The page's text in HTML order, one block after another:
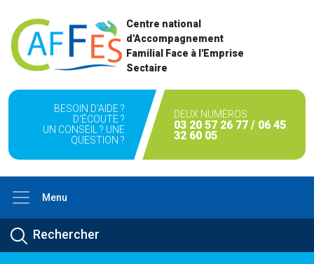
Centre national
d'Accompagnement
Familial Face à l'Emprise
Sectaire
BESOIN D'AIDE ?
D'ÉCOUTE ?
UN CONSEIL ? UNE
QUESTION ?
DEUX NUMÉROS
03 20 57 26 77 / 06 45
32 60 05
Menu